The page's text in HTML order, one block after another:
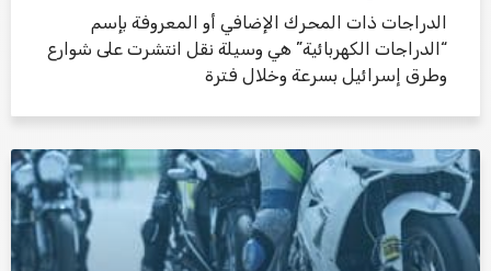
الدراجات ذات المحرك الإضافي أو المعروفة بإسم
“الدراجات الكهربائية” هي وسيلة نقل انتشرت على شوارع
وطرق إسرائيل بسرعة وخلال فترة